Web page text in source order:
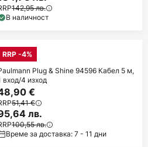
142,95 лв.
В наличност
RRP -4%
Plug & Shine 94596 Кабел 5 м,
вход/4 изход
€
51,41 €
лв.
100,55 лв.
Време за доставка: 7 - 11 дни